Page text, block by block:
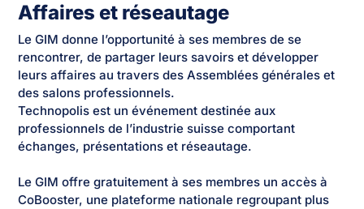
Affaires et réseautage
Le GIM donne l’opportunité à ses membres de se
rencontrer, de partager leurs savoirs et développer
leurs affaires au travers des Assemblées générales et
des salons professionnels.
Technopolis est un événement destinée aux
professionnels de l’industrie suisse comportant
échanges, présentations et réseautage.
Le GIM offre gratuitement à ses membres un accès à
CoBooster, une plateforme nationale regroupant plus